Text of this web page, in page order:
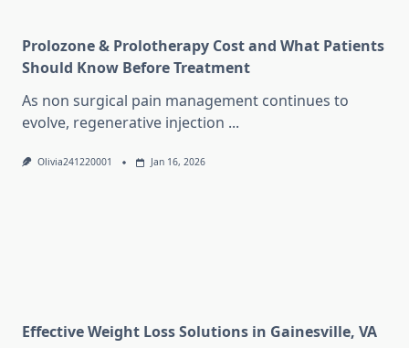
Prolozone & Prolotherapy Cost and What Patients
Should Know Before Treatment
As non surgical pain management continues to
evolve, regenerative injection ...
Olivia241220001 Jan 16, 2026
Effective Weight Loss Solutions in Gainesville, VA